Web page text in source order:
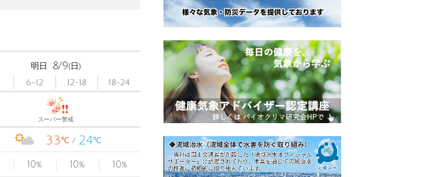
明日 8/9(日)
6-12 12-18 18-24
スーパー警戒
33℃ 24℃
10% 10% 10%